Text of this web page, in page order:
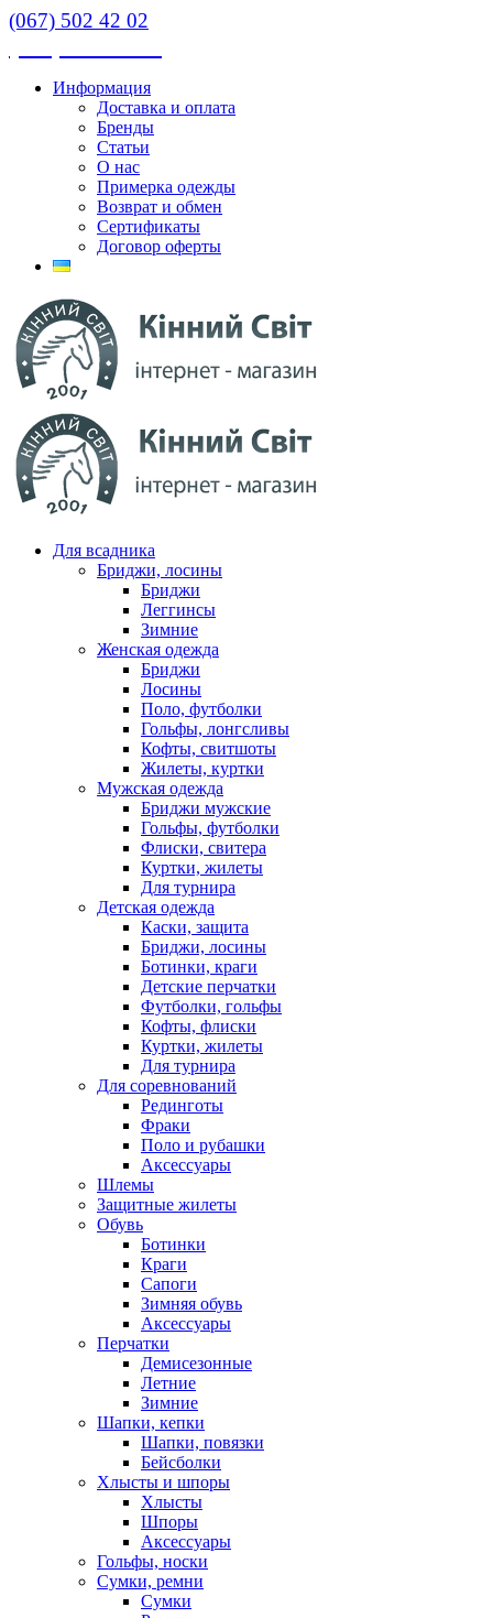
(067) 502 42 02
Информация
Доставка и оплата
Бренды
Статьи
О нас
Примерка одежды
Возврат и обмен
Сертификаты
Договор оферты
Для всадника
Бриджи, лосины
Бриджи
Леггинсы
Зимние
Женская одежда
Бриджи
Лосины
Поло, футболки
Гольфы, лонгсливы
Кофты, свитшоты
Жилеты, куртки
Мужская одежда
Бриджи мужские
Гольфы, футболки
Флиски, свитера
Куртки, жилеты
Для турнира
Детская одежда
Каски, защита
Бриджи, лосины
Ботинки, краги
Детские перчатки
Футболки, гольфы
Кофты, флиски
Куртки, жилеты
Для турнира
Для соревнований
Рединготы
Фраки
Поло и рубашки
Аксессуары
Шлемы
Защитные жилеты
Обувь
Ботинки
Краги
Сапоги
Зимняя обувь
Аксессуары
Перчатки
Демисезонные
Летние
Зимние
Шапки, кепки
Шапки, повязки
Бейсболки
Хлысты и шпоры
Хлысты
Шпоры
Аксессуары
Гольфы, носки
Сумки, ремни
Сумки